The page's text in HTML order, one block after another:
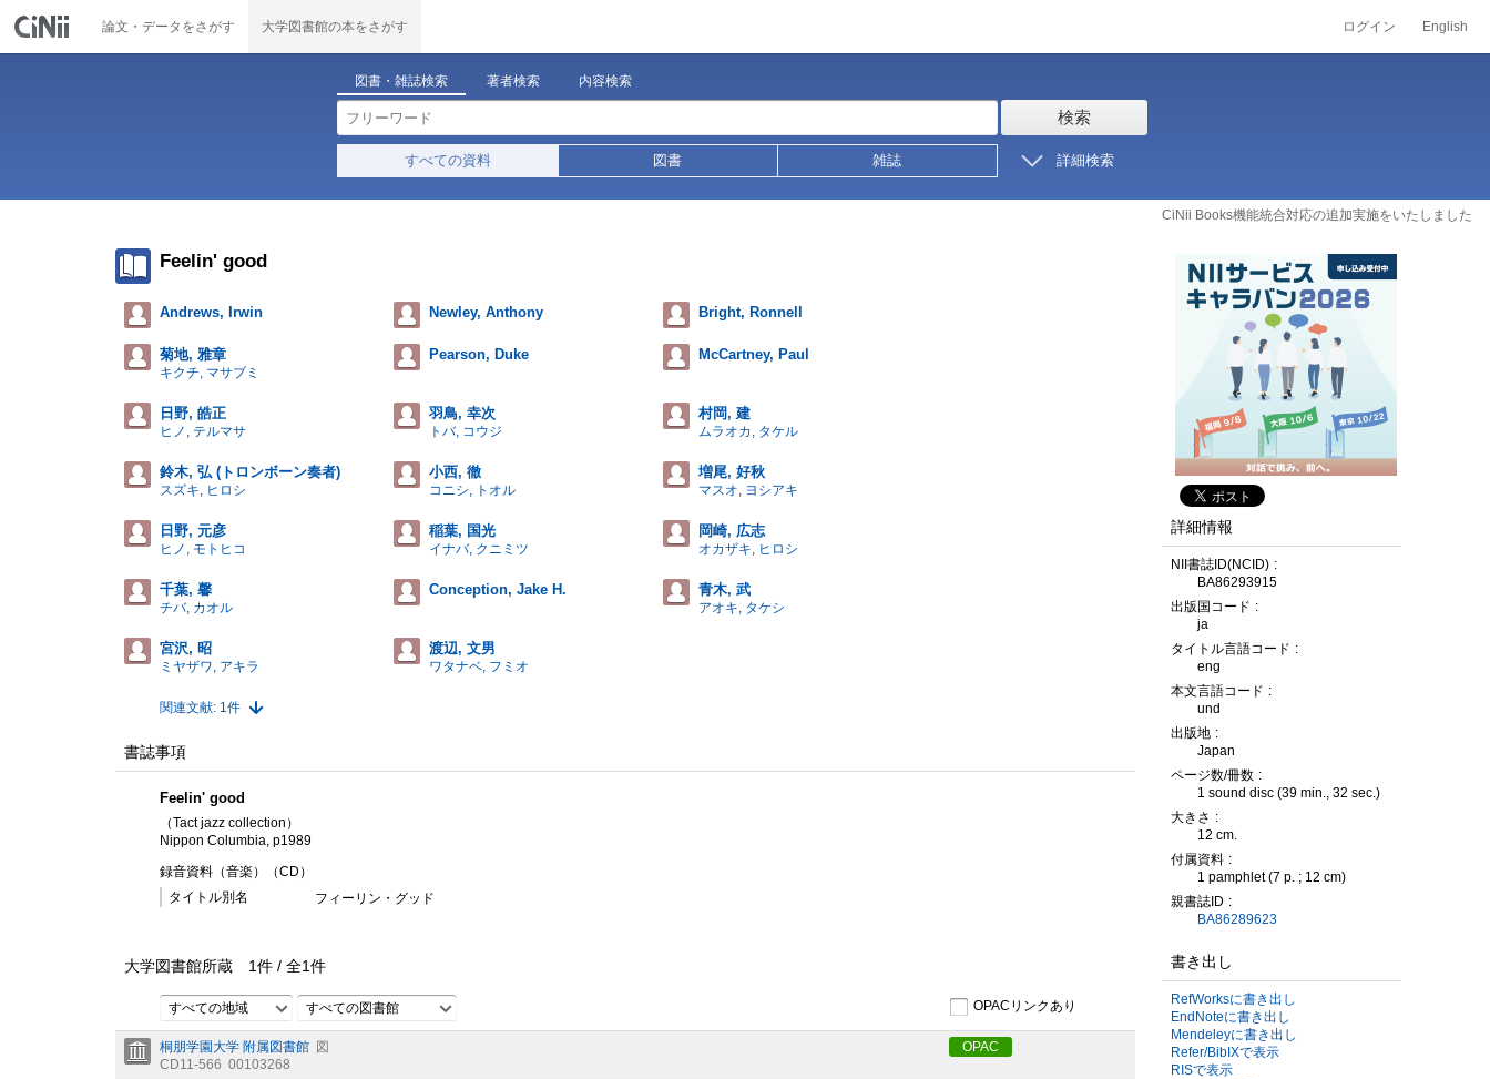
論文・データをさがす 大学図書館の本をさがす ログイン English
図書・雑誌検索 著者検索 内容検索
検索
すべての資料 図書 雑誌 詳細検索
CiNii Books機能統合対応の追加実施をいたしました
Feelin' good
Andrews, Irwin Newley, Anthony Bright, Ronnell
菊地, 雅章
キクチ, マサブミ
Pearson, Duke McCartney, Paul
日野, 皓正
ヒノ, テルマサ
羽鳥, 幸次
トバ, コウジ
村岡, 建
ムラオカ, タケル
鈴木, 弘 (トロンボーン奏者)
スズキ, ヒロシ
小西, 徹
コニシ, トオル
増尾, 好秋
マスオ, ヨシアキ
日野, 元彦
ヒノ, モトヒコ
稲葉, 国光
イナバ, クニミツ
岡崎, 広志
オカザキ, ヒロシ
千葉, 馨
チバ, カオル
Conception, Jake H. 青木, 武
アオキ, タケシ
宮沢, 昭
ミヤザワ, アキラ
渡辺, 文男
ワタナベ, フミオ
関連文献: 1件
書誌事項
Feelin' good
（Tact jazz collection）
Nippon Columbia, p1989
録音資料（音楽）（CD）
タイトル別名
フィーリン・グッド
大学図書館所蔵 1件 / 全1件
すべての地域 すべての図書館 OPACリンクあり
桐朋学園大学 附属図書館 図
CD11-566 00103268
OPAC
詳細情報
NII書誌ID(NCID)
BA86293915
出版国コード
ja
タイトル言語コード
eng
本文言語コード
und
出版地
Japan
ページ数/冊数
1 sound disc (39 min., 32 sec.)
大きさ
12 cm.
付属資料
1 pamphlet (7 p. ; 12 cm)
親書誌ID
BA86289623
書き出し
RefWorksに書き出し
EndNoteに書き出し
Mendeleyに書き出し
Refer/BibIXで表示
RISで表示